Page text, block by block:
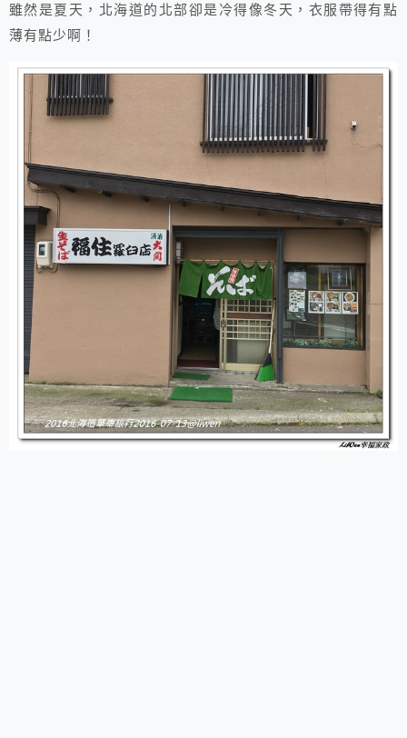
雖然是夏天，北海道的北部卻是冷得像冬天，衣服帶得有點
薄有點少啊！